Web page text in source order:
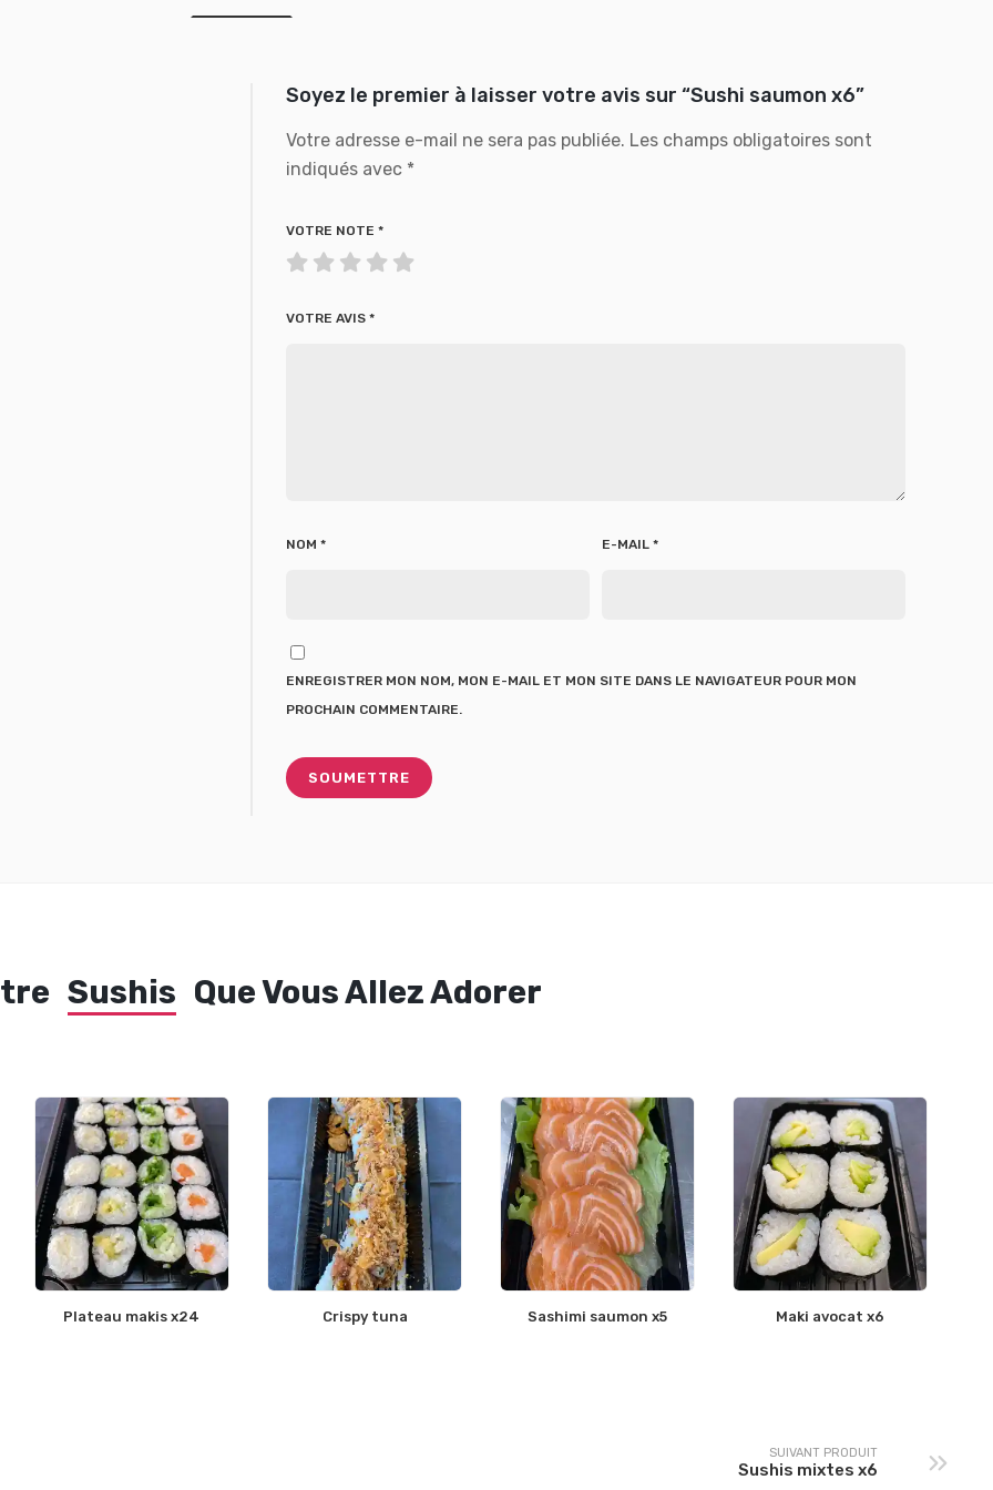
Soyez le premier à laisser votre avis sur “Sushi saumon x6”
Votre adresse e-mail ne sera pas publiée. Les champs obligatoires sont
indiqués avec *
VOTRE NOTE *
VOTRE AVIS *
NOM * E-MAIL *
ENREGISTRER MON NOM, MON E-MAIL ET MON SITE DANS LE NAVIGATEUR POUR MON
PROCHAIN COMMENTAIRE.
Sushis Que Vous Allez Adorer
Plateau makis x24 Crispy tuna Sashimi saumon x5 Maki avocat x6
SUIVANT PRODUIT
Sushis mixtes x6